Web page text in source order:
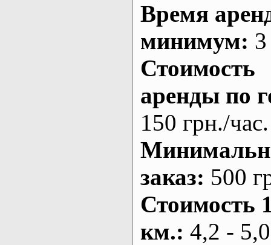
Время
минимум:
Стоимость
аренды по
150 грн./час.
заказ: 500
Стоимость
км.: 4,2 -